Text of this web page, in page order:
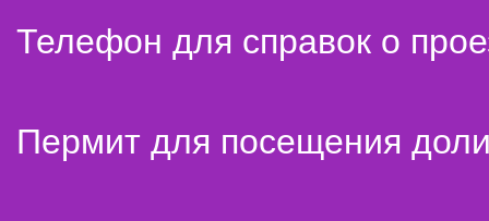
Телефон для справок о
Пермит для посещения